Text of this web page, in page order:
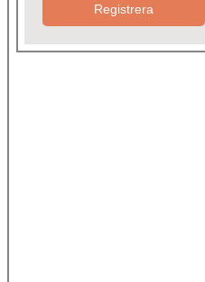
Registrera